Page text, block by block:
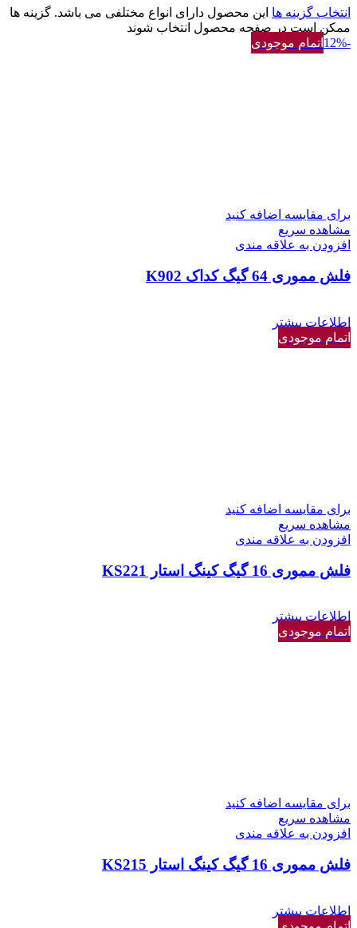
انتخاب گزینه ها این محصول دارای انواع مختلفی می باشد. گزینه ها
ممکن است در صفحه محصول انتخاب شوند
-12%
اتمام موجودی
برای مقایسه اضافه کنید
مشاهده سریع
افزودن به علاقه مندی
فلش مموری 64 گیگ کداک K902
اطلاعات بیشتر
اتمام موجودی
برای مقایسه اضافه کنید
مشاهده سریع
افزودن به علاقه مندی
فلش مموری 16 گیگ کینگ استار KS221
اطلاعات بیشتر
اتمام موجودی
برای مقایسه اضافه کنید
مشاهده سریع
افزودن به علاقه مندی
فلش مموری 16 گیگ کینگ استار KS215
اطلاعات بیشتر